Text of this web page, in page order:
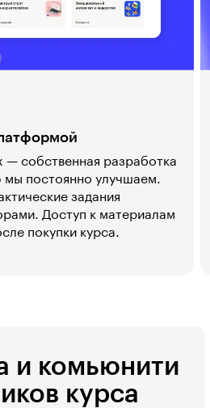
собственная разработка
мы постоянно улучшаем.
задания
Доступ к материалам
покупки курса.
и комьюнити
курса